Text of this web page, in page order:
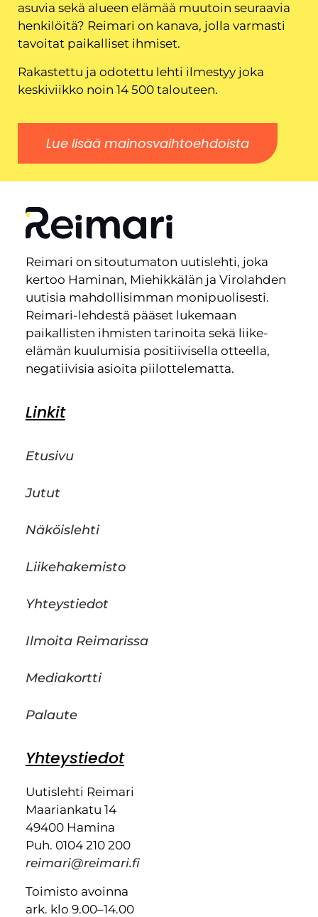
asuvia sekä alueen elämää muutoin seuraavia
henkilöitä? Reimari on kanava, jolla varmasti
tavoitat paikalliset ihmiset.
Rakastettu ja odotettu lehti ilmestyy joka
keskiviikko noin 14 500 talouteen.
Lue lisää mainosvaihtoehdoista
Reimari on sitoutumaton uutislehti, joka
kertoo Haminan, Miehikkälän ja Virolahden
uutisia mahdollisimman monipuolisesti.
Reimari-lehdestä pääset lukemaan
paikallisten ihmisten tarinoita sekä liike-
elämän kuulumisia positiivisella otteella,
negatiivisia asioita piilottelematta.
Linkit
Etusivu
Jutut
Näköislehti
Liikehakemisto
Yhteystiedot
Ilmoita Reimarissa
Mediakortti
Palaute
Yhteystiedot
Uutislehti Reimari
Maariankatu 14
49400 Hamina
Puh. 0104 210 200
reimari@reimari.fi
Toimisto avoinna
ark. klo 9.00–14.00